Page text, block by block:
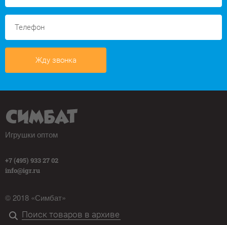
Жду звонка
Игрушки оптом
+7 (495) 933 27 02
info@igr.ru
© 2018 «Симбат»